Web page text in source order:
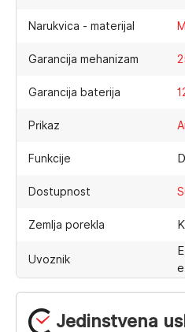
Jedinstvena
Narukvica - materijal
Garancija mehanizam
Garancija baterija
Prikaz
Funkcije
Dostupnost
Zemlja porekla
Uvoznik